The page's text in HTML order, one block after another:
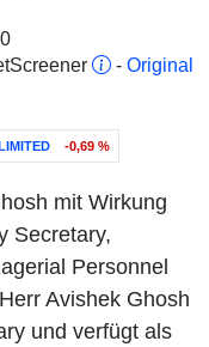
- Original
-0,69 %
mit Wirkung
Secretary,
Personnel
Avishek Ghosh
und verfügt als